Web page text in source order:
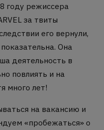
году режиссера
за твиты
его вернули,
Она
деятельность в
повлиять и на
много лет!
на вакансию и
«пробежаться» о